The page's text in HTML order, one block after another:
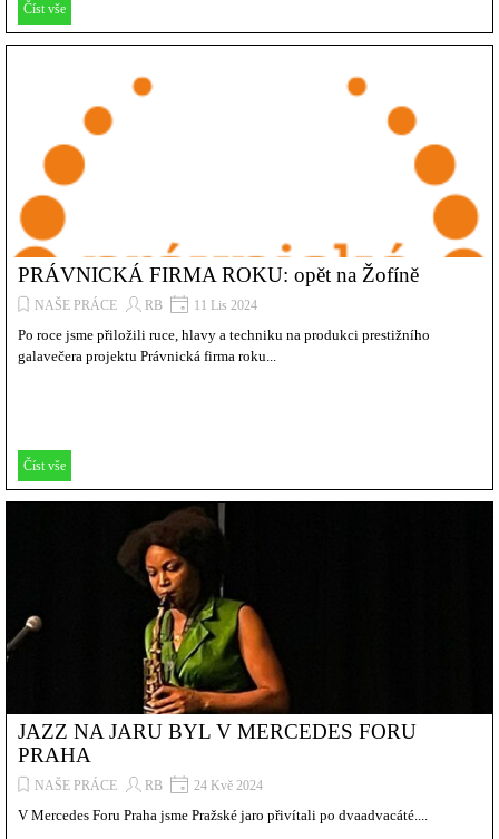
Číst vše
PRÁVNICKÁ FIRMA ROKU: opět na Žofíně
NAŠE PRÁCE RB 11 Lis 2024
Po roce jsme přiložili ruce, hlavy a techniku na produkci prestižního
galavečera projektu Právnická firma roku...
Číst vše
JAZZ NA JARU BYL V MERCEDES FORU
PRAHA
NAŠE PRÁCE RB 24 Kvě 2024
V Mercedes Foru Praha jsme Pražské jaro přivítali po dvaadvacáté....